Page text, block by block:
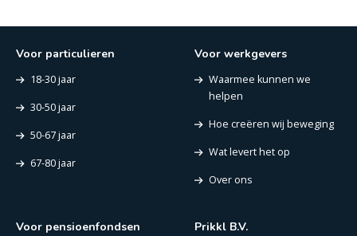
Voor particulieren
18-30 jaar
30-50 jaar
50-67 jaar
67-80 jaar
Voor werkgevers
Waarmee kunnen we
helpen
Hoe creëren wij beweging
Wat levert het op
Over ons
Voor pensioenfondsen Prikkl B.V.